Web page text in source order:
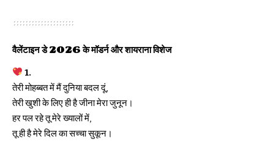
वैलेंटाइन डे 2026 के मॉडर्न और शायराना विशेज
1.
तेरी मोहब्बत में मैं दुनिया बदल दूं,
तेरी खुशी के लिए ही है जीना मेरा जुनून।
हर पल रहे तू मेरे ख्यालों में,
तू ही है मेरे दिल का सच्चा सुकून।